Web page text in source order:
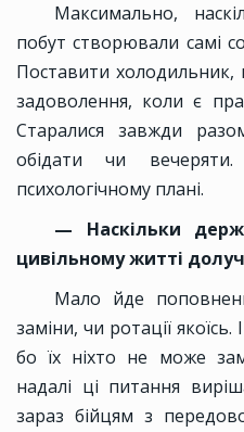
Максимально,
побут створювали самі
Поставити
задоволення, коли є
Старалися завжди
обідати чи
психологічному плані.
— Наскільки
цивільному житті
Мало йде
заміни, чи ротації
бо їх ніхто не може
надалі ці питання
зараз бійцям з